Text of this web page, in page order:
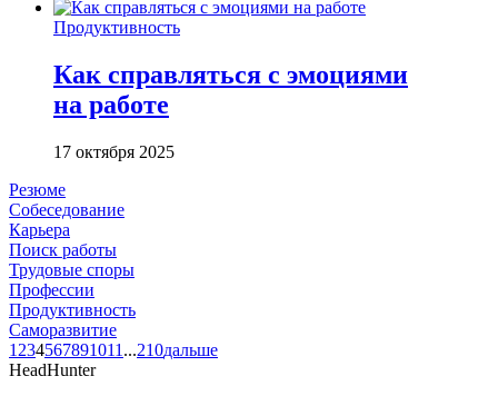
Продуктивность
Как справляться с эмоциями
на работе
17 октября 2025
Резюме
Собеседование
Карьера
Поиск работы
Трудовые споры
Профессии
Продуктивность
Саморазвитие
1 234567891011 ...210дальше
HeadHunter